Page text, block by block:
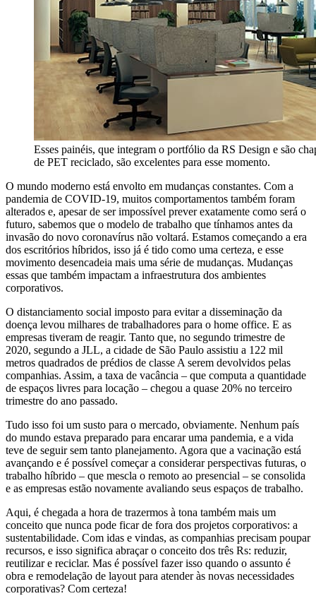
Esses painéis, que integram o portfólio da RS Design e são
de PET reciclado, são excelentes para esse momento.
O mundo moderno está envolto em mudanças constantes. Com a
pandemia de COVID-19, muitos comportamentos também foram
alterados e, apesar de ser impossível prever exatamente como será o
futuro, sabemos que o modelo de trabalho que tínhamos antes da
invasão do novo coronavírus não voltará. Estamos começando a era
dos escritórios híbridos, isso já é tido como uma certeza, e esse
movimento desencadeia mais uma série de mudanças. Mudanças
essas que também impactam a infraestrutura dos ambientes
corporativos.
O distanciamento social imposto para evitar a disseminação da
doença levou milhares de trabalhadores para o home office. E as
empresas tiveram de reagir. Tanto que, no segundo trimestre de
2020, segundo a JLL, a cidade de São Paulo assistiu a 122 mil
metros quadrados de prédios de classe A serem devolvidos pelas
companhias. Assim, a taxa de vacância – que computa a quantidade
de espaços livres para locação – chegou a quase 20% no terceiro
trimestre do ano passado.
Tudo isso foi um susto para o mercado, obviamente. Nenhum país
do mundo estava preparado para encarar uma pandemia, e a vida
teve de seguir sem tanto planejamento. Agora que a vacinação está
avançando e é possível começar a considerar perspectivas futuras, o
trabalho híbrido – que mescla o remoto ao presencial – se consolida
e as empresas estão novamente avaliando seus espaços de trabalho.
Aqui, é chegada a hora de trazermos à tona também mais um
conceito que nunca pode ficar de fora dos projetos corporativos: a
sustentabilidade. Com idas e vindas, as companhias precisam poupar
recursos, e isso significa abraçar o conceito dos três Rs: reduzir,
reutilizar e reciclar. Mas é possível fazer isso quando o assunto é
obra e remodelação de layout para atender às novas necessidades
corporativas? Com certeza!